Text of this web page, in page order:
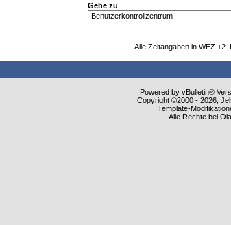
Gehe zu
Alle Zeitangaben in WEZ +2.
Powered by vBulletin®
Copyright ©2000 - 2026,
Template-
Alle Rechte bei